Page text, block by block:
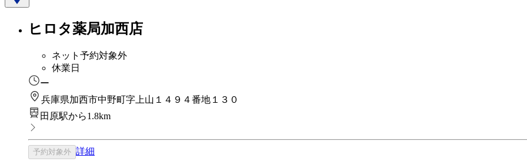
ヒロタ薬局加西店
ネット予約対象外
休業日
ー
兵庫県加西市中野町字上山１４９４番地１３０
田原駅から1.8km
予約対象外 詳細